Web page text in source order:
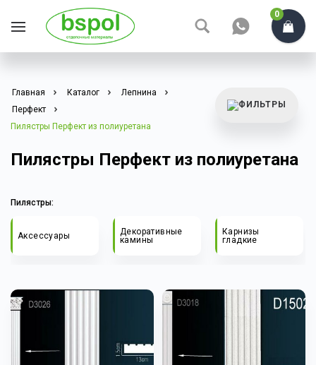
0
Главная Каталог
Лепнина
Перфект
Пилястры Перфект из полиуретана
Пилястры Перфект из полиуретана
Пилястры:
Аксессуары
Декоративные
камины
Карнизы
гладкие